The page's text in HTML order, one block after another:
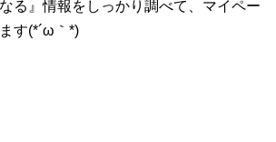
る』情報をしっかり調べて、マイペー
す(*´ω｀*)